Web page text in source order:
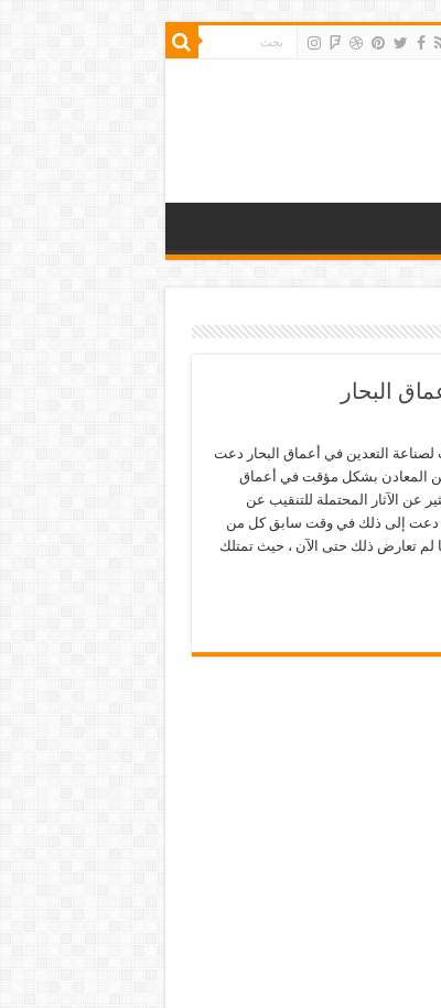
البحار
لصناعة التعدين في أعماق البحار دعت
المعادن بشكل مؤقت في أعماق
عن الآثار المحتملة للتنقيب عن
دعت إلى ذلك في وقت سابق كل من
لم تعارض ذلك حتى الآن ، حيث تمتلك